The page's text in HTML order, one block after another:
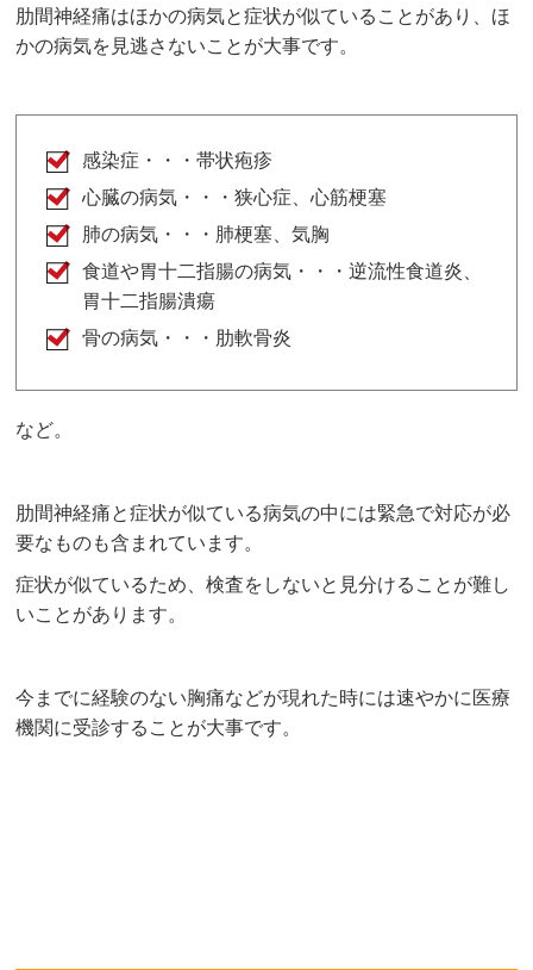
肋間神経痛はほかの病気と症状が似ていることがあり、ほ
かの病気を見逃さないことが大事です。
感染症・・・帯状疱疹
心臓の病気・・・狭心症、心筋梗塞
肺の病気・・・肺梗塞、気胸
食道や胃十二指腸の病気・・・逆流性食道炎、
胃十二指腸潰瘍
骨の病気・・・肋軟骨炎
など。
肋間神経痛と症状が似ている病気の中には緊急で対応が必
要なものも含まれています。
症状が似ているため、検査をしないと見分けることが難し
いことがあります。
今までに経験のない胸痛などが現れた時には速やかに医療
機関に受診することが大事です。